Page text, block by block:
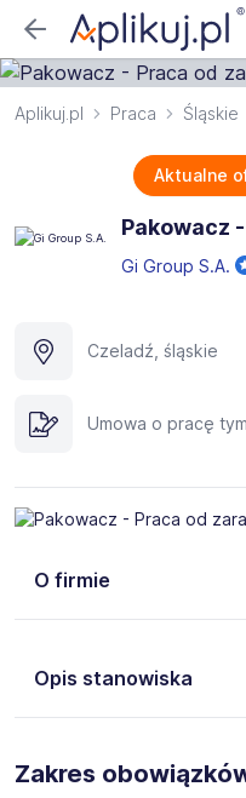
Aplikuj.pl Praca Śląskie
Aktualne
Pakowacz
Gi Group S.A.
Czeladź, śląskie
Umowa o pracę
O firmie
Opis stanowiska
globalnej i ekspertem w
Konsekwentnie
Zakres